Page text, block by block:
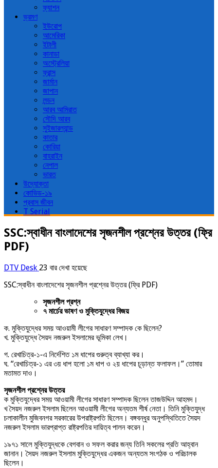
ফ্যাশন
ভ্রমণ
ইউরোপ
আমেরিকা
ইটালী
কানাডা
অস্ট্রেলিয়া
ফ্রান্স
জার্মান
জাপান
লন্ডন
আরব আমিরাত
সৌদি আরব
সুইজারল্যান্ড
কাতার
কোরিয়া
বাহরাইন
নেপাল
ভারত
উদ্যোক্তা
কোভিড-১৯
প্রবাস জীবন
T Serial
SSC:স্বাধীন বাংলাদেশের সৃজনশীল প্রশ্নের উত্তর (ফ্রি
PDF)
DTV Desk 23 বার দেখা হয়েছে
SSC:স্বাধীন বাংলাদেশের সৃজনশীল প্রশ্নের উত্তর (ফ্রি PDF)
সৃজনশীল প্রশ্ন
৭ মার্চের ভাষণ ও মুক্তিযুদ্ধের বিজয়
ক. মুক্তিযুদ্ধের সময় আওয়ামী লীগের সাধারণ সম্পাদক কে ছিলেন?
খ. মুক্তিযুদ্ধে সৈয়দ নজরুল ইসলামের ভূমিকা লেখ।
গ. রেখাচিত্র-১-এ নির্দেশিত ১ম ধাপের গুরুত্ব ব্যাখ্যা কর।
ঘ. “রেখাচিত্র-১ এর ৩য় ধাপ হলো ১ম ধাপ ও ২য় ধাপের চূড়ান্ত ফলাফল।” তোমার
মতামত দাও।
সৃজনশীল প্রশ্নের উত্তর
ক মুক্তিযুদ্ধের সময় আওয়ামী লীগের সাধারণ সম্পাদক ছিলেন তাজউদ্দিন আহমদ।
খ সৈয়দ নজরুল ইসলাম ছিলেন আওয়ামী লীগের অন্যতম শীর্ষ নেতা। তিনি মুক্তিযুদ্ধ
চলাকালীন মুজিবনগর সরকারের উপরাষ্ট্রপতি ছিলেন। বঙ্গবন্ধুর অনুপস্থিতিতে সৈয়দ
নজরুল ইসলাম ভারপ্রাপ্ত রাষ্ট্রপতির দায়িত্ব পালন করেন।
১৯৭১ সালে মুক্তিযুদ্ধকে বেগবান ও সফল করার জন্য তিনি সকলের প্রতি আহ্বান
জানান। সৈয়দ নজরুল ইসলাম মুক্তিযুদ্ধের একজন অন্যতম সংগঠক ও পরিচালক
ছিলেন।